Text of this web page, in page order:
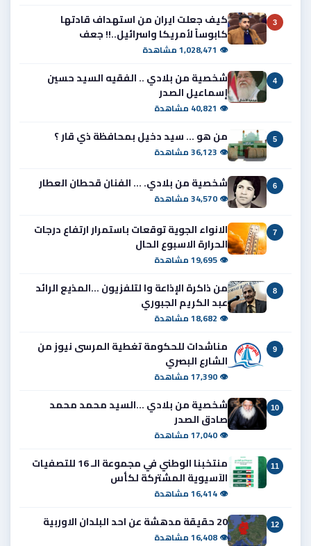
3
كيف جعلت ايران من استهداف قادتها
كابوساً لأمريكا واسرائيل..!! جعف
👁 1,028,471 مشاهدة
4
شخصية من بلادي .. الفقيه السيد حسين
إسماعيل الصدر
👁 40,821 مشاهدة
5 من هو ... سيد دخيل بمحافظة ذي قار ؟
👁 36,123 مشاهدة
6 شخصية من بلادي. ... الفنان قحطان العطار
👁 34,570 مشاهدة
7
الانواء الجوية توقعات باستمرار ارتفاع درجات
الحرارة الاسبوع الحال
👁 19,695 مشاهدة
8
من ذاكرة الإذاعة وا لتلفزيون ...المذيع الرائد
عبد الكريم الجبوري
👁 18,682 مشاهدة
9
مناشدات للحكومة تغطية المرسى نيوز من
الشارع البصري
👁 17,390 مشاهدة
10
شخصية من بلادي ...السيد محمد محمد
صادق الصدر
👁 17,040 مشاهدة
11
منتخبنا الوطني في مجموعة الـ 16 للتصفيات
الآسيوية المشتركة لكأس
👁 16,414 مشاهدة
12 20 حقيقة مدهشة عن احد البلدان الاوربية
👁 16,408 مشاهدة